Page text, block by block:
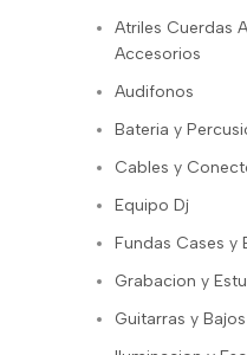
Atriles Cuerdas
Accesorios
Audifonos
Bateria y
Cables y
Equipo Dj
Fundas Cases y
Grabacion y
Guitarras y Bajos